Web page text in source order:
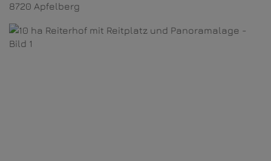
8720 Apfelberg